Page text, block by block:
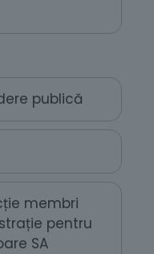
publică
membri
pentru
SA